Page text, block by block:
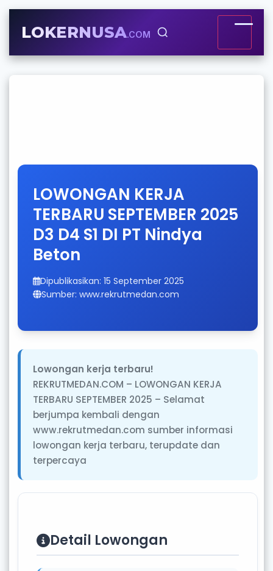
LOKERNUSA.COM
LOWONGAN KERJA
TERBARU SEPTEMBER 2025
D3 D4 S1 DI PT Nindya
Beton
Dipublikasikan: 15 September 2025
Sumber: www.rekrutmedan.com
Lowongan kerja terbaru!
REKRUTMEDAN.COM – LOWONGAN KERJA
TERBARU SEPTEMBER 2025 – Selamat
berjumpa kembali dengan
www.rekrutmedan.com sumber informasi
lowongan kerja terbaru, terupdate dan
terpercaya
Detail Lowongan